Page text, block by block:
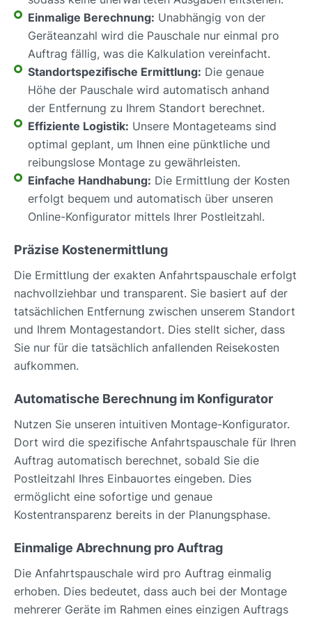
Einmalige Berechnung: Unabhängig von der
Geräteanzahl wird die Pauschale nur einmal pro
Auftrag fällig, was die Kalkulation vereinfacht.
Standortspezifische Ermittlung: Die genaue
Höhe der Pauschale wird automatisch anhand
der Entfernung zu Ihrem Standort berechnet.
Effiziente Logistik: Unsere Montageteams sind
optimal geplant, um Ihnen eine pünktliche und
reibungslose Montage zu gewährleisten.
Einfache Handhabung: Die Ermittlung der Kosten
erfolgt bequem und automatisch über unseren
Online-Konfigurator mittels Ihrer Postleitzahl.
Präzise Kostenermittlung
Die Ermittlung der exakten Anfahrtspauschale erfolgt
nachvollziehbar und transparent. Sie basiert auf der
tatsächlichen Entfernung zwischen unserem Standort
und Ihrem Montagestandort. Dies stellt sicher, dass
Sie nur für die tatsächlich anfallenden Reisekosten
aufkommen.
Automatische Berechnung im Konfigurator
Nutzen Sie unseren intuitiven Montage-Konfigurator.
Dort wird die spezifische Anfahrtspauschale für Ihren
Auftrag automatisch berechnet, sobald Sie die
Postleitzahl Ihres Einbauortes eingeben. Dies
ermöglicht eine sofortige und genaue
Kostentransparenz bereits in der Planungsphase.
Einmalige Abrechnung pro Auftrag
Die Anfahrtspauschale wird pro Auftrag einmalig
erhoben. Dies bedeutet, dass auch bei der Montage
mehrerer Geräte im Rahmen eines einzigen Auftrags